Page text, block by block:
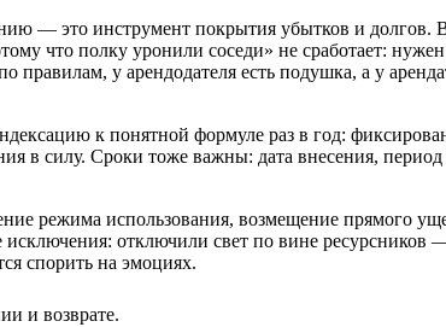
— это инструмент покрытия убытков и долгов.
что полку уронили соседи» не сработает:
правилам, у арендодателя есть подушка, а у
к понятной формуле раз в год:
в силу. Сроки тоже важны: дата внесения,
режима использования, возмещение прямого
отключили свет по вине ресурсников
спорить на эмоциях.
и возврате.